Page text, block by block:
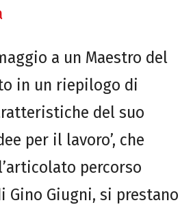
a un Maestro del
in un riepilogo di
del suo
per il lavoro’, che
percorso
Giugni, si prestano